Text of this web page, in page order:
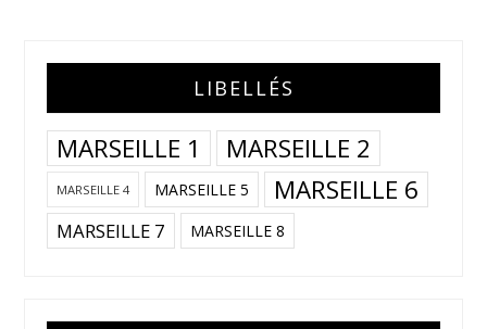
LIBELLÉS
MARSEILLE 1 MARSEILLE 2
MARSEILLE 4 MARSEILLE 5 MARSEILLE 6
MARSEILLE 7 MARSEILLE 8